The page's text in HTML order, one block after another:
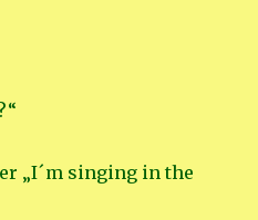
„I´m singing in the